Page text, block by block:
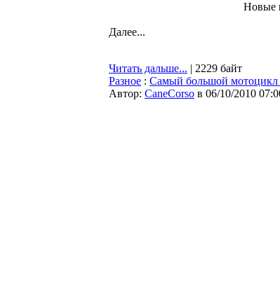
Новые
Далее...
Читать дальше... | 2229 байт
Разное : Самый большой мотоцикл
Автор: CaneCorso в 06/10/2010